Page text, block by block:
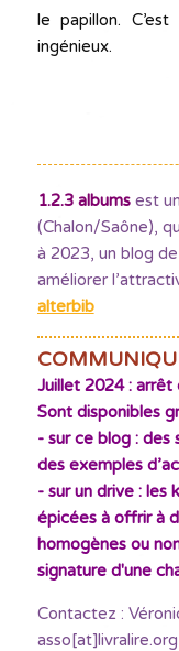
le papillon.
ingénieux.
1.2.3 albumsest
(Chalon/Saône),
à 2023, un blog
améliorer
alterbib
Juillet 2024 : arrêt
Sont disponibles
- sur ce blog : des
des exemples
- sur un drive : les
épicées à offrir à
homogènes ou
signature d'une
Contactez :